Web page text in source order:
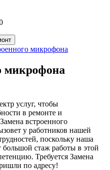
микрофона
микрофона
услуг, чтобы
в ремонте и
встроенного
у работников нашей
поскольку наша
стаж работы в этой
Требуется Замена
по адресу!